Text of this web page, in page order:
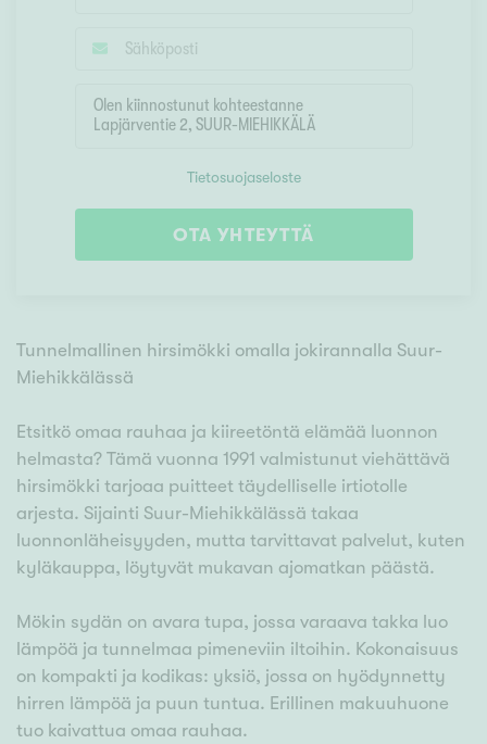
Tietosuojaseloste
OTA YHTEYTTÄ
Tunnelmallinen hirsimökki omalla jokirannalla Suur-
Miehikkälässä
Etsitkö omaa rauhaa ja kiireetöntä elämää luonnon
helmasta? Tämä vuonna 1991 valmistunut viehättävä
hirsimökki tarjoaa puitteet täydelliselle irtiotolle
arjesta. Sijainti Suur-Miehikkälässä takaa
luonnonläheisyyden, mutta tarvittavat palvelut, kuten
kyläkauppa, löytyvät mukavan ajomatkan päästä.
Mökin sydän on avara tupa, jossa varaava takka luo
lämpöä ja tunnelmaa pimeneviin iltoihin. Kokonaisuus
on kompakti ja kodikas: yksiö, jossa on hyödynnetty
hirren lämpöä ja puun tuntua. Erillinen makuuhuone
tuo kaivattua omaa rauhaa.